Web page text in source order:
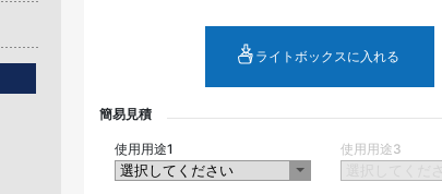
ライトボックスに入れる
簡易見積
使用用途1 使用用途3